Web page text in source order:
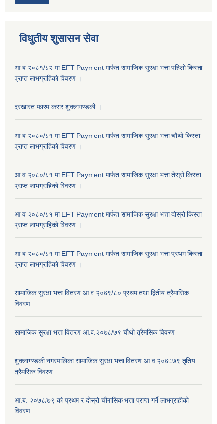
विधुतीय शुसासन सेवा
आ व २०८१/८२ मा EFT Payment मार्फत सामाजिक सुरक्षा भत्ता पहिलो किस्ता
प्राप्त लाभग्राहिकाे विवरण ।
दरखास्त फारम करार शुक्लागण्डकी ।
आ व २०८०/८१ मा EFT Payment मार्फत सामाजिक सुरक्षा भत्ता चौथो किस्ता
प्राप्त लाभग्राहिकाे विवरण ।
आ व २०८०/८१ मा EFT Payment मार्फत सामाजिक सुरक्षा भत्ता तेस्रो किस्ता
प्राप्त लाभग्राहिकाे विवरण ।
आ व २०८०/८१ मा EFT Payment मार्फत सामाजिक सुरक्षा भत्ता दोस्रो किस्ता
प्राप्त लाभग्राहिकाे विवरण ।
आ व २०८०/८१ मा EFT Payment मार्फत सामाजिक सुरक्षा भत्ता प्रथम किस्ता
प्राप्त लाभग्राहिकाे विवरण ।
सामाजिक सुरक्षा भत्ता वितरण आ.व.२०७९/८० प्रथम तथा द्वितीय त्रैमासिक
विवरण
सामाजिक सुरक्षा भत्ता वितरण आ.व.२०७८/७९ चौथो त्रैमसिक विवरण
शुक्लागण्डकी नगरपालिका सामाजिक सुरक्षा भत्ता वितरण आ.व.२०७८७९ तृतिय
त्रैमसिक विवरण
आ.ब. २०७८/७९ को प्रथम र दोस्रो चौमासिक भत्ता प्राप्त गर्ने लाभग्राहीको
विवरण